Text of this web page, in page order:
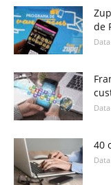
de
40